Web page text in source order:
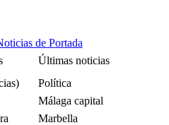
de Portada
Últimas noticias
Política
Málaga capital
Marbella